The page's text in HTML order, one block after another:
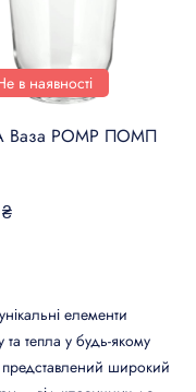
в наявності
Ваза POMP ПОМП
елементи
тепла у будь-якому
представлений широкий